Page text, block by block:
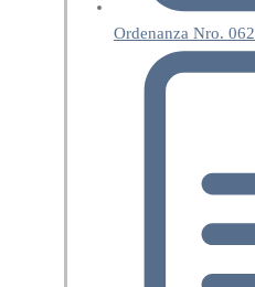
Ordenanza Nro. 062